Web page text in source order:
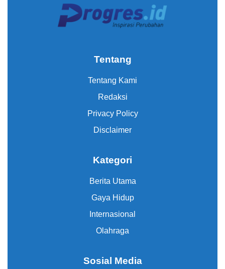
Tentang
Tentang Kami
Redaksi
Privacy Policy
Disclaimer
Kategori
Berita Utama
Gaya Hidup
Internasional
Olahraga
Sosial Media